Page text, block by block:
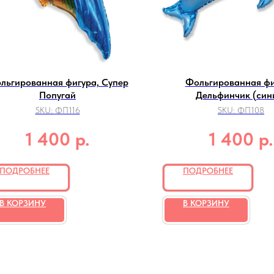
фигура, Супер
Попугай
SKU: ФП116
1 400 р.
ПОДРОБНЕЕ
В КОРЗИНУ
Фольгированная
Дельфинчик
SKU: ФП108
1 400 р.
ПОДРОБНЕЕ
В КОРЗИНУ